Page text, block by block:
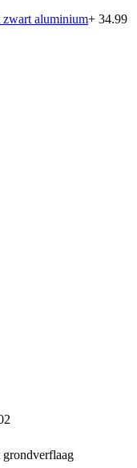
zwart aluminium+ 34.99